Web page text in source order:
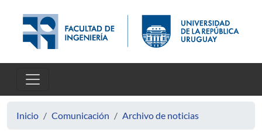
Inicio Comunicación Archivo de noticias